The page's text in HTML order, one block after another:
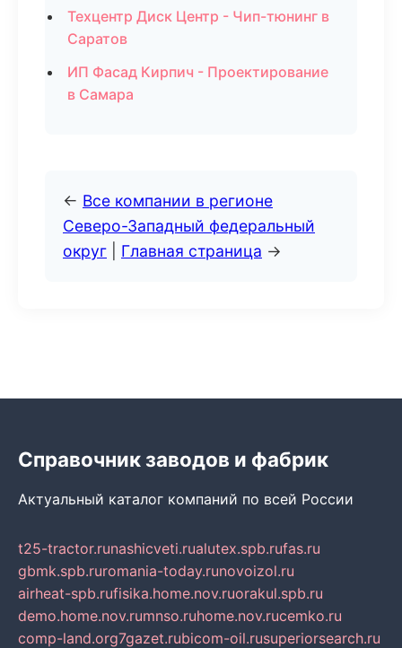
Техцентр Диск Центр - Чип-тюнинг в
Саратов
ИП Фасад Кирпич - Проектирование
в Самара
← Все компании в регионе
Северо-Западный федеральный
округ
Главная страница →
Справочник заводов и фабрик
Актуальный каталог компаний по всей России
t25-tractor.runashicveti.rualutex.spb.rufas.ru
gbmk.spb.ruromania-today.runovoizol.ru
airheat-spb.rufisika.home.nov.ruorakul.spb.ru
demo.home.nov.rumnso.ruhome.nov.rucemko.ru
comp-land.org7gazet.rubicom-oil.rusuperiorsearch.ru